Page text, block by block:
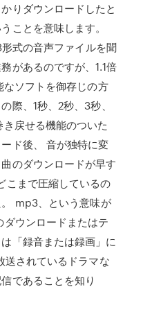
りダウンロードしたと
ことを意味します。
式の音声ファイルを聞
があるのですが、1.1倍
なソフトを御存じの方
際、1秒、2秒、3秒、
戻せる機能のついた
ド後、 音が独特に変
のダウンロードが早す
こまで圧縮しているの
mp3、という意味が
ウンロードまたはテ
「録音または録画」に
送されているドラマな
であることを知り